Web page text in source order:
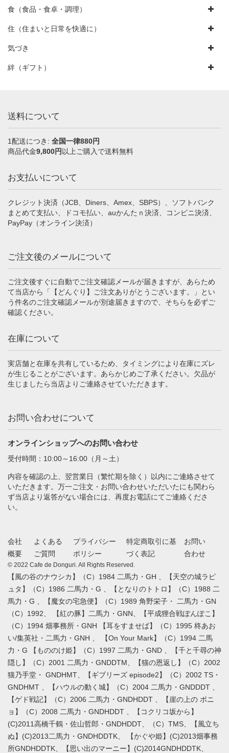
食（食品・食卓・調理）
住（住まいと日常を快適に）
気づき
絆（ギフト）
送料について
1配送につき: 全国一律880円
商品代金9,800円 以上ご購入で送料無料
お支払いについて
クレジット決済（JCB、Diners、Amex、SBPS）、ソフトバンク
まとめて支払い、ドコモ払い、auかんたｎ決済、コンビニ決済、
PayPay（オンライン決済）
ご注文後のメールについて
ご注文後すぐに自動でご注文確認メールが届きますが、あらため
て当店から「【どんぐり】ご注文ありがとうございます。」とい
う件名のご注文確認メールが別途届きますので、そちらを必ずご
確認ください。
在庫について
実店舗と在庫を共有しているため、タイミングにより在庫にズレ
が生じることがございます。あらかじめご了承ください。欠品が
生じましたら当店よりご連絡させていただきます。
お問い合わせについて
オンラインショップへのお問い合わせ
受付時間：10:00～16:00（月～土）
内容を確認の上、翌営業日（繁忙期を除く）以内にご連絡させて
いただきます。万一ご注文・お問い合わせいただいたにも関わら
ず当店より返答がない場合には、再度お電話にてご連絡くださ
い。
会社
概要
よくある
ご質問
プライバシー
ポリシー
特定商取引に基
づく表記
お問い
合わせ
© 2022 Cafe de Donguri. All Rights Reserved.
【風の谷のナウシカ】（C）1984 二馬力・GH 、【天空の城ラピ
ュタ】（C）1986 二馬力・G 、【となりのトトロ】（C）1988 二
馬力・G 、【魔女の宅急便】（C）1989 角野栄子・ 二馬力・GN
（C）1992、 【紅の豚】二馬力・GNN、【平成狸合戦ぽんぽこ】
（C）1994 畑事務所・GNH 【耳をすませば】（C）1995 柊あお
い/集英社・二馬力・GNH 、 【On Your Mark】（C）1994 二馬
力・G 【もののけ姫】（C）1997 二馬力・GND 、【千と千尋の神
隠し】（C）2001 二馬力・GNDDTM、【猫の恩返し】（C）2002
猫乃手堂・ GNDHMT、【ギブリーズ episode2】（C）2002 TS・
GNDHMT 、【ハウルの動く城】（C）2004 二馬力・GNDDDT 、
【ゲド戦記】（C）2006 二馬力・GNDHDDT 、【崖の上の ポニ
ョ】（C）2008 二馬力・GNDHDDT 、【コクリコ坂から】
(C)2011高橋千鶴・佐山哲郎・GNDHDDT、（C）TMS、【風立ち
ぬ】(C)2013二馬力・GNDHDDTK、 【かぐや姫】(C)2013畑事務
所GNDHDDTK、【思い出のマーニー】(C)2014GNDHDDTK、